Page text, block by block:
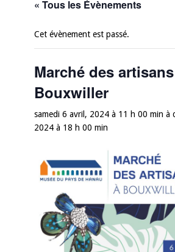
« Tous les Évènements
Cet évènement est passé.
Marché des
Bouxwiller
samedi 6 avril, 2024 à 11 h 00 min à
2024 à 18 h 00 min